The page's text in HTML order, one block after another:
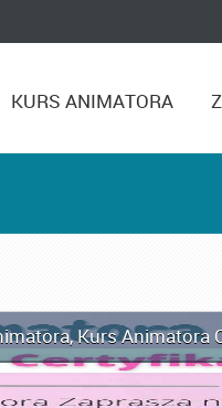
KURS ANIMATORA
,Kurs Animatora